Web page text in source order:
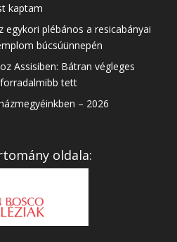
kaptam
egykori plébános a resicabányai
búcsúünnepén
Assisiben: Bátran végleges
tett
– 2026
oldala: